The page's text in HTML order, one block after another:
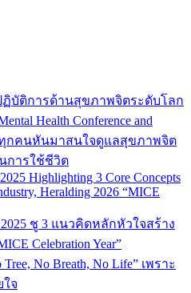
บัติการด้านสุขภาพจิตระดับโลก
Health Conference and
ทุกคนหันมาสนใจดูแลสุขภาพจิต
การใช้ชีวิต
Highlighting 3 Core Concepts
Heralding 2026 “MICE
ชู 3 แนวคิดหลักหัวใจสร้าง
Celebration Year”
Tree, No Breath, No Life” เพราะ
จ